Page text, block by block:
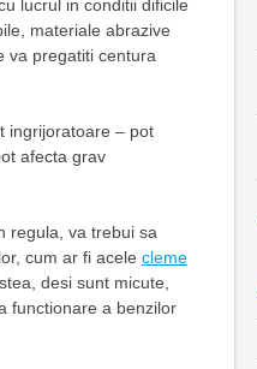
lucrul in conditii dificile
materiale abrazive
va pregatiti centura
ingrijoratoare – pot
afecta grav
regula, va trebui sa
cum ar fi acele cleme
desi sunt micute,
functionare a benzilor